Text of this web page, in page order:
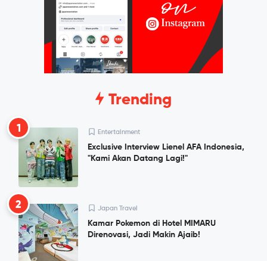
Trending
1 Entertainment
Exclusive Interview Lienel AFA Indonesia,
"Kami Akan Datang Lagi!"
2 Japan Travel
Kamar Pokemon di Hotel MIMARU
Direnovasi, Jadi Makin Ajaib!